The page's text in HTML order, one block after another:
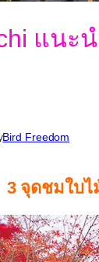
แนะ
Bird Freedom
3 จุดชมใบไ